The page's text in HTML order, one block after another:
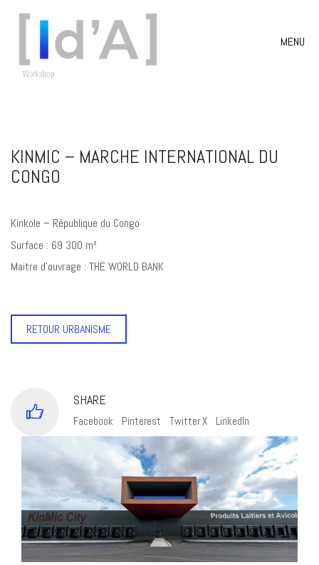
MENU
KINMIC – MARCHE INTERNATIONAL DU
CONGO
Kinkole – République du Congo
Surface : 69 300 m²
Maitre d’ouvrage : THE WORLD BANK
RETOUR URBANISME
SHARE
Facebook Pinterest Twitter X LinkedIn